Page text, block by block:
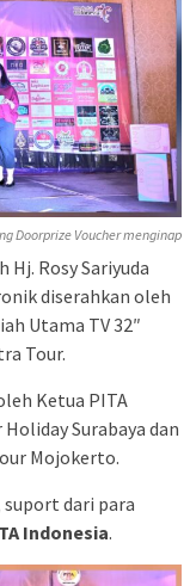
Doorprize Voucher menginap
Rosy Sariyuda
diserahkan oleh
Utama TV 32″
Tour.
Ketua PITA
Surabaya dan
Mojokerto.
dari para
Indonesia.